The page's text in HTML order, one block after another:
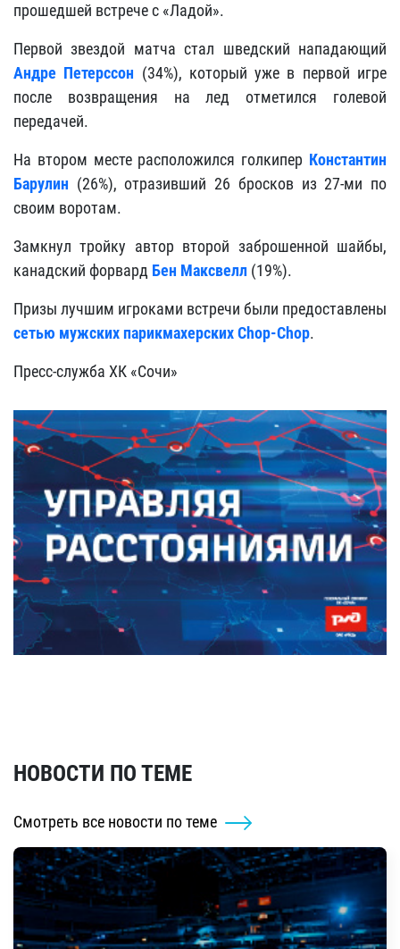
прошедшей встрече с «Ладой».
Первой звездой матча стал шведский нападающий
Андре Петерссон (34%), который уже в первой игре
после возвращения на лед отметился голевой
передачей.
На втором месте расположился голкипер Константин
Барулин (26%), отразивший 26 бросков из 27-ми по
своим воротам.
Замкнул тройку автор второй заброшенной шайбы,
канадский форвард Бен Максвелл (19%).
Призы лучшим игроками встречи были предоставлены
сетью мужских парикмахерских Chop-Chop.
Пресс-служба ХК «Сочи»
НОВОСТИ ПО ТЕМЕ
Смотреть все новости по теме